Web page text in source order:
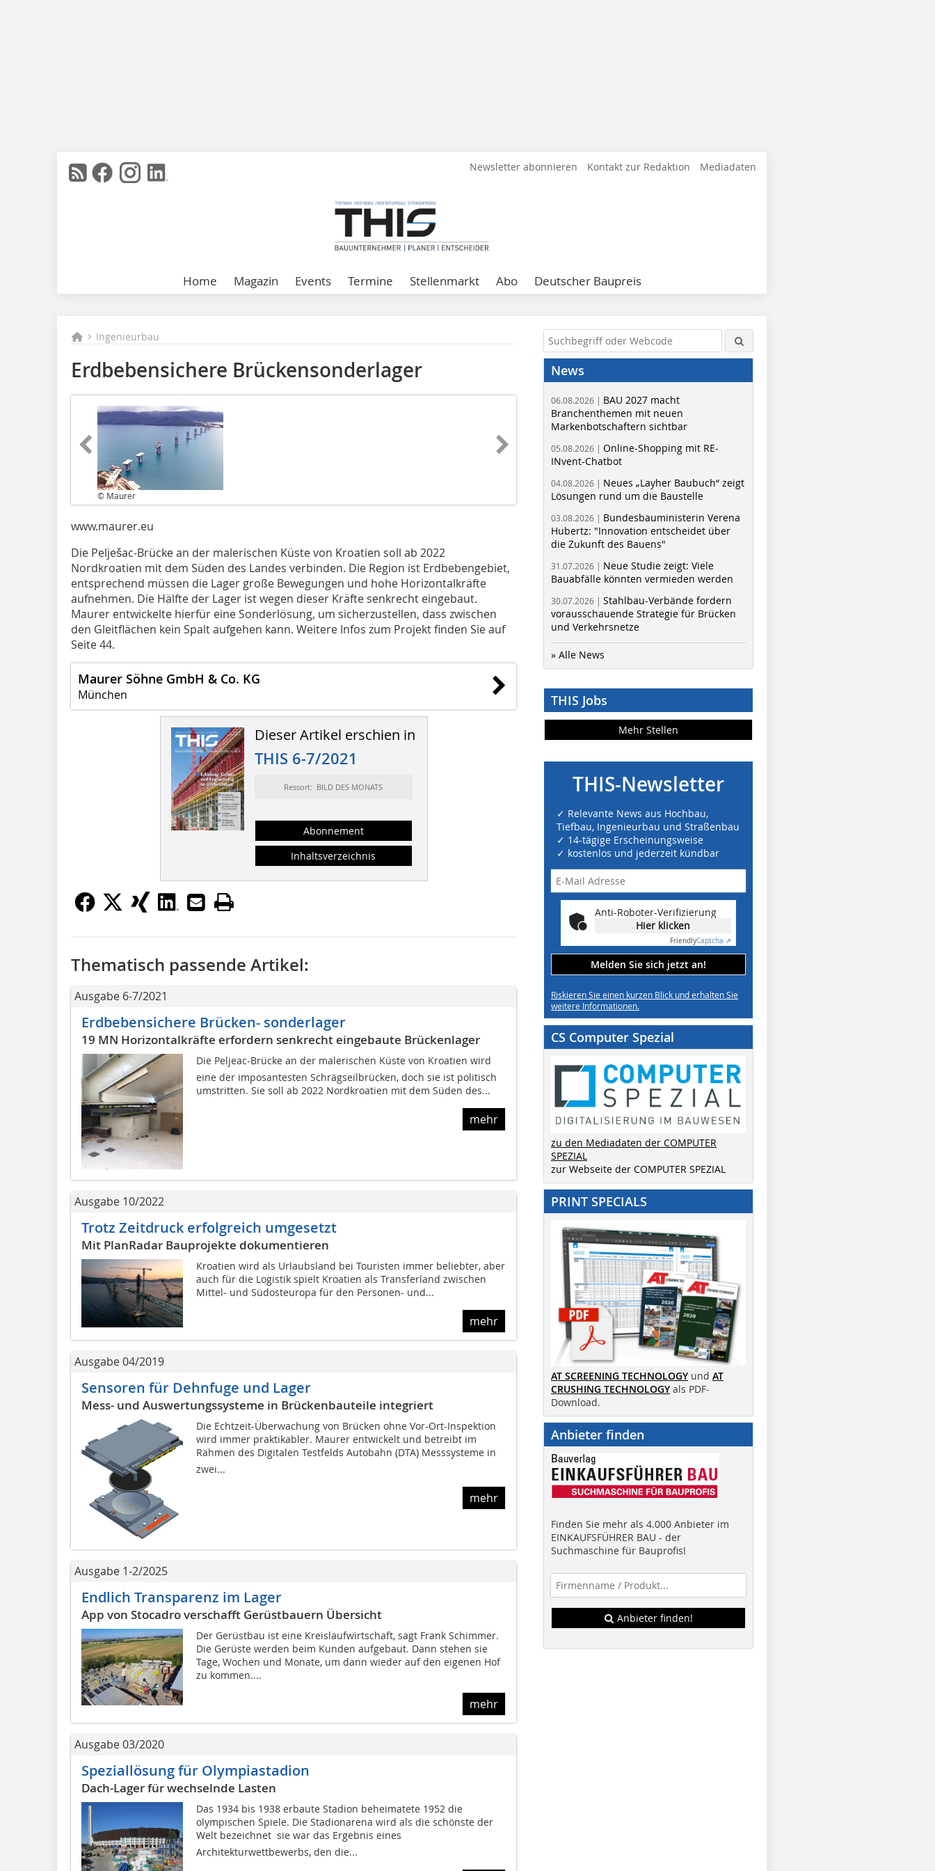
Newsletter abonnieren Kontakt zur Redaktion Mediadaten
Home Magazin Events Termine Stellenmarkt Abo Deutscher Baupreis
Ingenieurbau
Erdbebensichere Brückensonderlager
© Maurer
www.maurer.eu
Die Pelješac-Brücke an der malerischen Küste von Kroatien soll ab 2022
Nordkroatien mit dem Süden des Landes verbinden. Die Region ist Erdbebengebiet,
entsprechend müssen die Lager große Bewegungen und hohe Horizontalkräfte
aufnehmen. Die Hälfte der Lager ist wegen dieser Kräfte senkrecht eingebaut.
Maurer entwickelte hierfür eine Sonderlösung, um sicherzustellen, dass zwischen
den Gleitflächen kein Spalt aufgehen kann. Weitere Infos zum Projekt finden Sie auf
Seite 44.
Maurer Söhne GmbH & Co. KG
München
Dieser Artikel erschien in
THIS 6-7/2021
Ressort: BILD DES MONATS
Abonnement
Inhaltsverzeichnis
Thematisch passende Artikel:
Ausgabe 6-7/2021
Erdbebensichere Brücken- sonderlager
19 MN Horizontalkräfte erfordern senkrecht eingebaute Brückenlager
Die Peljeac-Brücke an der malerischen Küste von Kroatien wird
eine der imposantesten Schrägseilbrücken, doch sie ist politisch
umstritten. Sie soll ab 2022 Nordkroatien mit dem Süden des...
mehr
Ausgabe 10/2022
Trotz Zeitdruck erfolgreich umgesetzt
Mit PlanRadar Bauprojekte dokumentieren
Kroatien wird als Urlaubsland bei Touristen immer beliebter, aber
auch für die Logistik spielt Kroatien als Transferland zwischen
Mittel- und Südosteuropa für den Personen- und...
mehr
Ausgabe 04/2019
Sensoren für Dehnfuge und Lager
Mess- und Auswertungssysteme in Brückenbauteile integriert
Die Echtzeit-Überwachung von Brücken ohne Vor-Ort-Inspektion
wird immer praktikabler. Maurer entwickelt und betreibt im
Rahmen des Digitalen Testfelds Autobahn (DTA) Messsysteme in
zwei...
mehr
Ausgabe 1-2/2025
Endlich Transparenz im Lager
App von Stocadro verschafft Gerüstbauern Übersicht
Der Gerüstbau ist eine Kreislaufwirtschaft, sagt Frank Schimmer.
Die Gerüste werden beim Kunden aufgebaut. Dann stehen sie
Tage, Wochen und Monate, um dann wieder auf den eigenen Hof
zu kommen....
mehr
Ausgabe 03/2020
Speziallösung für Olympiastadion
Dach-Lager für wechselnde Lasten
Das 1934 bis 1938 erbaute Stadion beheimatete 1952 die
olympischen Spiele. Die Stadionarena wird als die schönste der
Welt bezeichnet  sie war das Ergebnis eines
Architekturwettbewerbs, den die...
News
06.08.2026 | BAU 2027 macht
Branchenthemen mit neuen
Markenbotschaftern sichtbar
05.08.2026 | Online-Shopping mit RE-
INvent-Chatbot
04.08.2026 | Neues „Layher Baubuch“ zeigt
Lösungen rund um die Baustelle
03.08.2026 | Bundesbauministerin Verena
Hubertz: "Innovation entscheidet über
die Zukunft des Bauens"
31.07.2026 | Neue Studie zeigt: Viele
Bauabfälle könnten vermieden werden
30.07.2026 | Stahlbau-Verbände fordern
vorausschauende Strategie für Brücken
und Verkehrsnetze
» Alle News
THIS Jobs
Mehr Stellen
THIS-Newsletter
✓ Relevante News aus Hochbau,
Tiefbau, Ingenieurbau und Straßenbau
✓ 14-tägige Erscheinungsweise
✓ kostenlos und jederzeit kündbar
Anti-Roboter-Verifizierung
Hier klicken
FriendlyCaptcha ⇗
Melden Sie sich jetzt an!
Riskieren Sie einen kurzen Blick und erhalten Sie
weitere Informationen.
CS Computer Spezial
zu den Mediadaten der COMPUTER
SPEZIAL
zur Webseite der COMPUTER SPEZIAL
PRINT SPECIALS
AT SCREENING TECHNOLOGY und AT
CRUSHING TECHNOLOGY als PDF-
Download.
Anbieter finden
Finden Sie mehr als 4.000 Anbieter im
EINKAUFSFÜHRER BAU - der
Suchmaschine für Bauprofis!
Anbieter finden!